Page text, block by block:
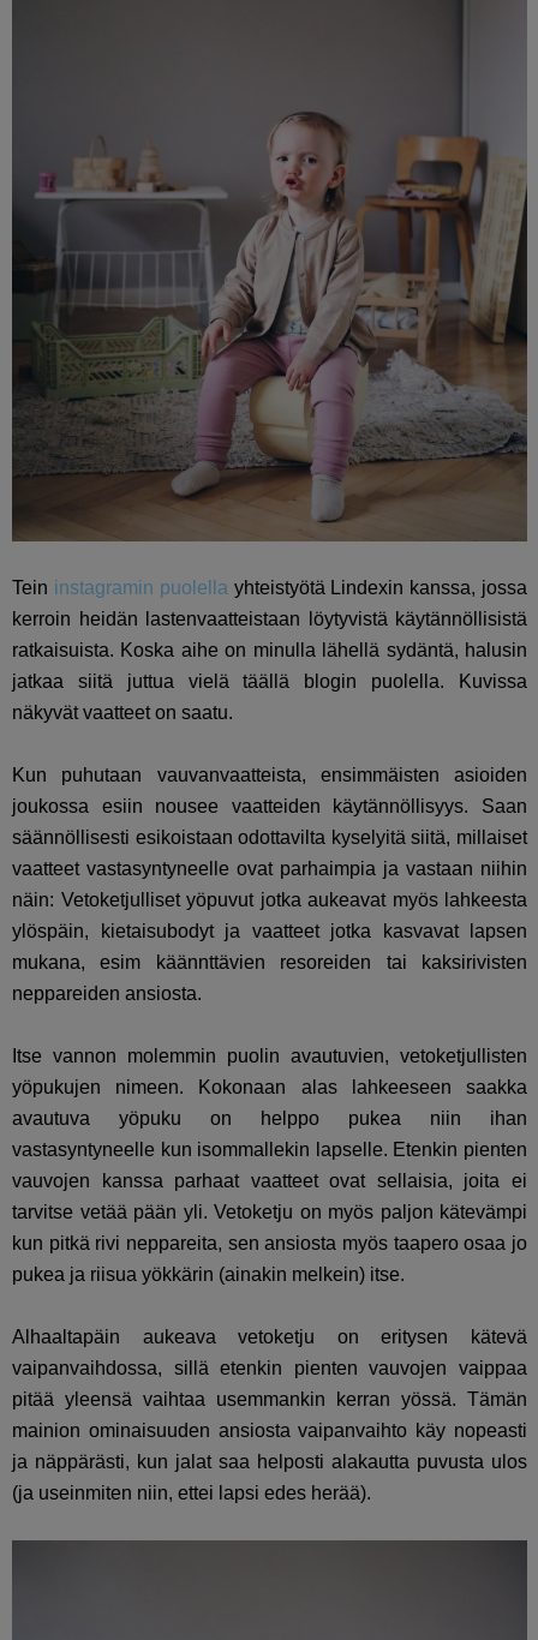
Tein instagramin puolella yhteistyötä Lindexin kanssa, jossa
kerroin heidän lastenvaatteistaan löytyvistä käytännöllisistä
ratkaisuista. Koska aihe on minulla lähellä sydäntä, halusin
jatkaa siitä juttua vielä täällä blogin puolella. Kuvissa
näkyvät vaatteet on saatu.
Kun puhutaan vauvanvaatteista, ensimmäisten asioiden
joukossa esiin nousee vaatteiden käytännöllisyys. Saan
säännöllisesti esikoistaan odottavilta kyselyitä siitä, millaiset
vaatteet vastasyntyneelle ovat parhaimpia ja vastaan niihin
näin: Vetoketjulliset yöpuvut jotka aukeavat myös lahkeesta
ylöspäin, kietaisubodyt ja vaatteet jotka kasvavat lapsen
mukana, esim käännttävien resoreiden tai kaksirivisten
neppareiden ansiosta.
Itse vannon molemmin puolin avautuvien, vetoketjullisten
yöpukujen nimeen. Kokonaan alas lahkeeseen saakka
avautuva yöpuku on helppo pukea niin ihan
vastasyntyneelle kun isommallekin lapselle. Etenkin pienten
vauvojen kanssa parhaat vaatteet ovat sellaisia, joita ei
tarvitse vetää pään yli. Vetoketju on myös paljon kätevämpi
kun pitkä rivi neppareita, sen ansiosta myös taapero osaa jo
pukea ja riisua yökkärin (ainakin melkein) itse.
Alhaaltapäin aukeava vetoketju on eritysen kätevä
vaipanvaihdossa, sillä etenkin pienten vauvojen vaippaa
pitää yleensä vaihtaa usemmankin kerran yössä. Tämän
mainion ominaisuuden ansiosta vaipanvaihto käy nopeasti
ja näppärästi, kun jalat saa helposti alakautta puvusta ulos
(ja useinmiten niin, ettei lapsi edes herää).